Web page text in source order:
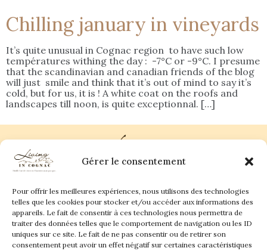
Gérer le consentement
Pour offrir les meilleures expériences, nous utilisons des technologies
telles que les cookies pour stocker et/ou accéder aux informations des
appareils. Le fait de consentir à ces technologies nous permettra de
traiter des données telles que le comportement de navigation ou les ID
uniques sur ce site. Le fait de ne pas consentir ou de retirer son
consentement peut avoir un effet négatif sur certaines caractéristiques
Chilling january in vineyards
It’s quite unusual in Cognac region to have such low
températures withing the day : -7°C or -9°C. I presume
that the scandinavian and canadian friends of the blog
will just smile and think that it’s out of mind to say it’s
cold, but for us, it is ! A white coat on the roofs and
landscapes till noon, is quite exceptionnal. […]
Plan du site
Living in Cognac Land
La vigne & Le verre
Newsletter
Dégustation sensorielle & Écriture
Contact
anne@livingincognac.com